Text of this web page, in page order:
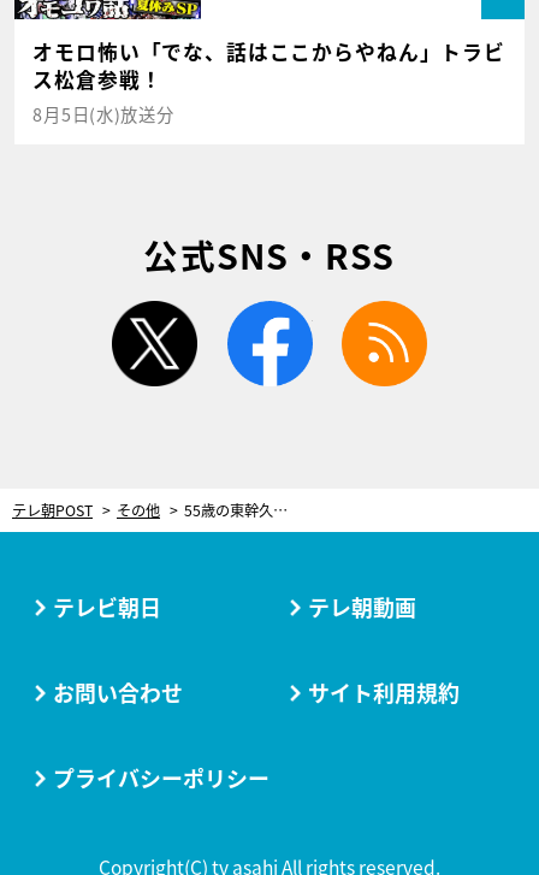
オモロ怖い「でな、話はここからやねん」トラビ
ス松倉参戦！
8月5日(水)放送分
公式SNS・RSS
twitter facebook
テレ朝POST その他 55歳の東幹久、高い美意識！「今美容は女性だけじゃない」 しかし…衝撃の体毛を発見！
テレビ朝日 テレ朝動画
お問い合わせ サイト利用規約
プライバシーポリシー
Copyright(C) tv asahi All rights reserved.